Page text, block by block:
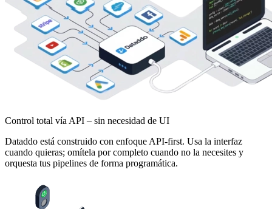
Control total vía API – sin necesidad de UI
Dataddo está construido con enfoque API-first. Usa la interfaz
cuando quieras; omítela por completo cuando no la necesites y
orquesta tus pipelines de forma programática.